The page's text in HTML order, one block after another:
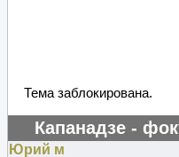
Тема заблокирована.
Капанадзе -
Юрий м